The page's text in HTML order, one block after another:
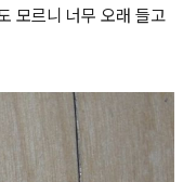
모르니 너무 오래 들고